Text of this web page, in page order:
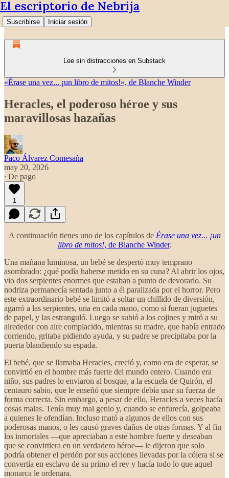
El escriptorio de Nebrija
Suscribirse Iniciar sesión
Lee sin distracciones en Substack
«Érase una vez... ¡un libro de mitos!», de Blanche Winder
Heracles, el poderoso héroe y sus
maravillosas hazañas
Paco Álvarez Comesaña
may 20, 2026
∙ De pago
1
A continuación tienes uno de los capítulos de Érase una vez... ¡un
libro de mitos!, de Blanche Winder.
Una mañana luminosa, un bebé se despertó muy temprano
asombrado: ¿qué podía haberse metido en su cuna? Al abrir los ojos,
vio dos serpientes enormes que estaban a punto de devorarlo. Su
nodriza permanecía sentada junto a él paralizada por el horror. Pero
este extraordinario bebé se limitó a soltar un chillido de diversión,
agarró a las serpientes, una en cada mano, como si fueran juguetes
de papel, y las estranguló. Luego se subió a los cojines y miró a su
alrededor con aire complacido, mientras su madre, que había entrado
corriendo, gritaba pidiendo ayuda, y su padre se precipitaba por la
puerta blandiendo su espada.
El bebé, que se llamaba Heracles, creció y, como era de esperar, se
convirtió en el hombre más fuerte del mundo entero. Cuando era
niño, sus padres lo enviaron al bosque, a la escuela de Quirón, el
centauro sabio, que le enseñó que siempre debía usar su fuerza de
forma correcta. Sin embargo, a pesar de ello, Heracles a veces hacía
cosas malas. Tenía muy mal genio y, cuando se enfurecía, golpeaba
a quienes le ofendían. Incluso mató a algunos de ellos con sus
poderosas manos, o les causó graves daños de otras formas. Y al fin
los inmortales —que apreciaban a este hombre fuerte y deseaban
que se convirtiera en un verdadero héroe— le dijeron que solo
podría obtener el perdón por sus acciones llevadas por la cólera si se
convertía en esclavo de su primo el rey y hacía todo lo que aquel
monarca le ordenara.